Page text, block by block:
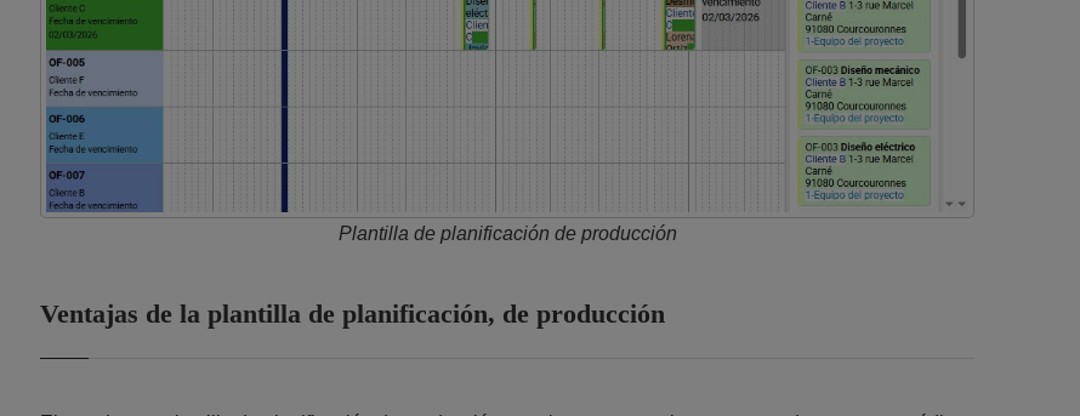
Plantilla de planificación de producción
Ventajas de la plantilla de planificación, de producción